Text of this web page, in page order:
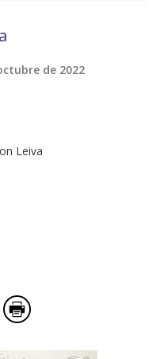
de 2022
Leiva